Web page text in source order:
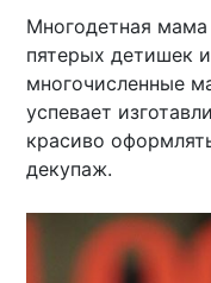
Многодетная мама
пятерых детишек
многочисленные
успевает
красиво
декупаж.